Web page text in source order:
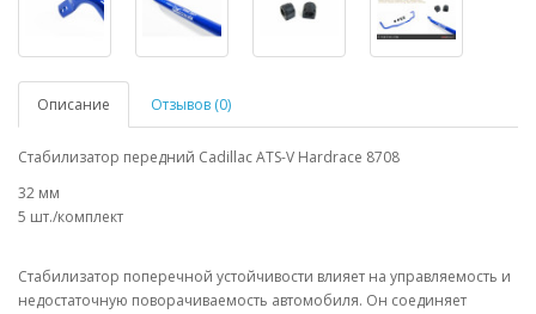
Описание Отзывов (0)
Стабилизатор передний Cadillac ATS-V Hardrace 8708
32 мм
5 шт./комплект
Стабилизатор поперечной устойчивости влияет на управляемость и
недостаточную поворачиваемость автомобиля. Он соединяет